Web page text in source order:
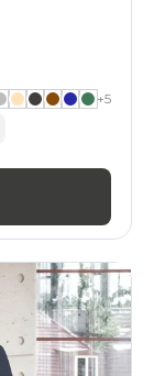
+5